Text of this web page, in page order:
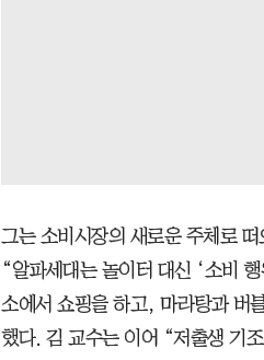
그는 소비시장의 새로운 주체로
“알파세대는 놀이터 대신 ‘소비
소에서 쇼핑을 하고, 마라탕과 버
했다. 김 교수는 이어 “저출생 기